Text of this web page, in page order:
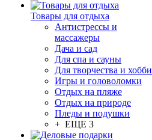
Товары для отдыха
Антистрессы и
массажеры
Дача и сад
Для спа и сауны
Для творчества и хобби
Игры и головоломки
Отдых на пляже
Отдых на природе
Пледы и подушки
+ ЕЩЕ 3